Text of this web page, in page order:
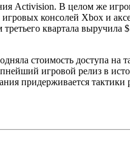
Activision. В целом же
консолей Xbox и
квартала выручила
стоимость доступа на
игровой релиз в
придерживается тактики